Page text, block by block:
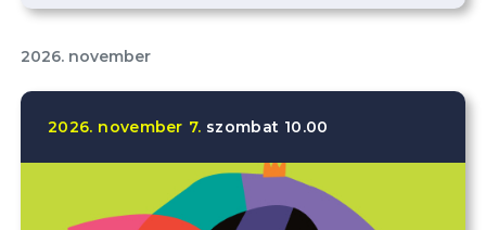
2026. november
2026. november 7. szombat 10.00